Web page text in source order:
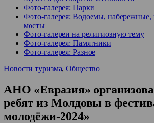
Фото-галерея: Парки
Фото-галерея: Водоемы,
мосты
Фото-галереи на религиозную тему
Фото-галерея: Памятники
Фото-галерея: Разное
Новости туризма, Общество
АНО «Евразия»
ребят из Молдовы в
молодёжи-2024»